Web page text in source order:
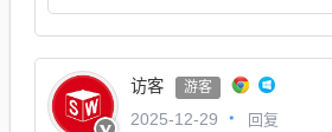
访客 游客
2025-12-29 回复